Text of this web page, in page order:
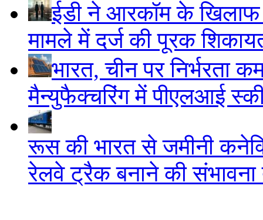
ईडी ने आरकॉम के खिलाफ
मामले में दर्ज की पूरक
भारत, चीन पर निर्भरता
मैन्युफैक्चरिंग में पीएलआई
रूस की भारत से जमीनी
रेलवे ट्रैक बनाने की